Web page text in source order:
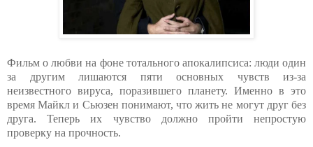
Фильм о любви на фоне тотального апокалипсиса: люди один
за другим лишаются пяти основных чувств из-за
неизвестного вируса, поразившего планету. Именно в это
время Майкл и Сьюзен понимают, что жить не могут друг без
друга. Теперь их чувство должно пройти непростую
проверку на прочность.